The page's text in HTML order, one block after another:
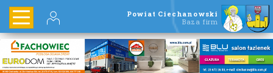
Powiat Ciechanowski
Baza firm